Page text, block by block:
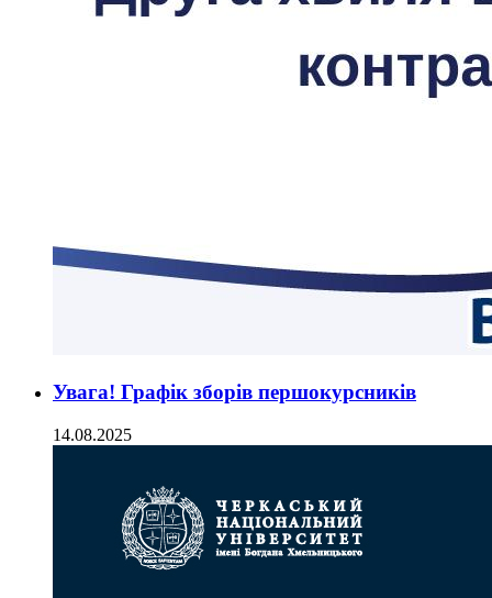
Увага! Графік зборів першокурсників
14.08.2025